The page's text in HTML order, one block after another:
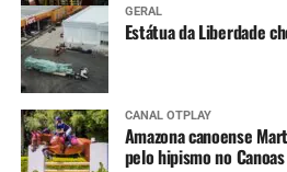
GERAL
Estátua da Liberdade
CANAL OTPLAY
Amazona canoense
pelo hipismo no